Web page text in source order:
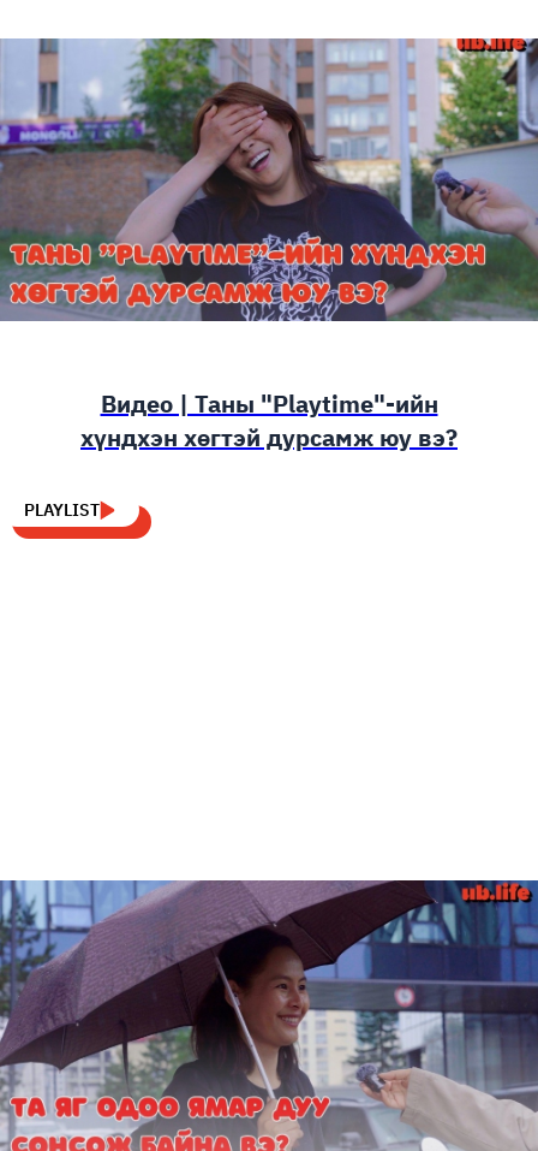
Видео | Таны "Playtime"-ийн
хүндхэн хөгтэй дурсамж юу вэ?
PLAYLIST